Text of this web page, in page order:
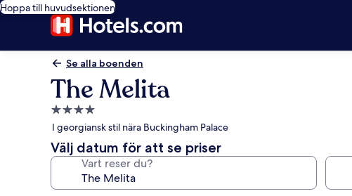
Hoppa till huvudsektionen
Se alla boenden
The Melita
4.0-
stjärnigt
boende
I georgiansk stil nära Buckingham Palace
Välj datum för att se priser
Vart reser du?